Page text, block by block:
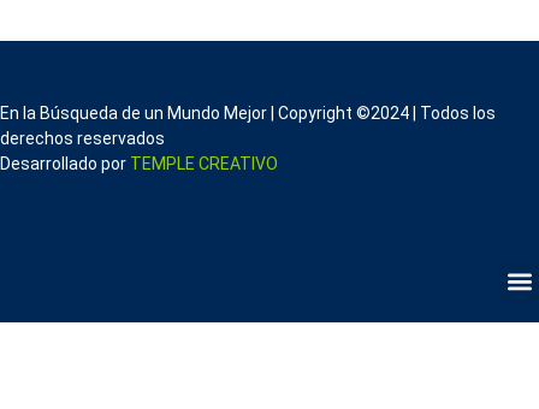
En la Búsqueda de un Mundo Mejor | Copyright ©2024 | Todos los
derechos reservados
Desarrollado por TEMPLE CREATIVO